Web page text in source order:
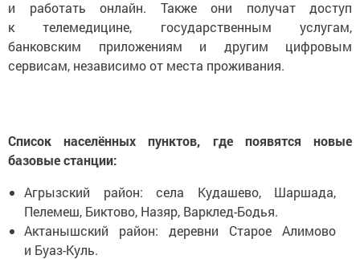
и работать онлайн. Также они получат доступ
к телемедицине, государственным услугам,
банковским приложениям и другим цифровым
сервисам, независимо от места проживания.
Список населённых пунктов, где появятся новые
базовые станции:
Агрызский район: села Кудашево, Шаршада,
Пелемеш, Биктово, Назяр, Варклед-Бодья.
Актанышский район: деревни Старое Алимово
и Буаз-Куль.